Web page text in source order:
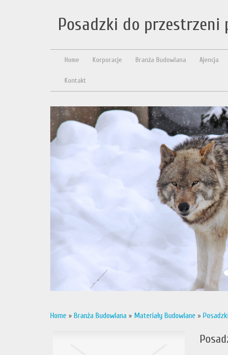
Posadzki do przestrzeni
Home Korporacje Branża Budowlana Ajencja
Kontakt
Home » Branża Budowlana » Materiały Budowlane »